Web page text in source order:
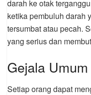
darah ke otak
ketika pembuluh darah
tersumbat atau pecah.
yang serius dan
Gejala
Setiap orang dapat